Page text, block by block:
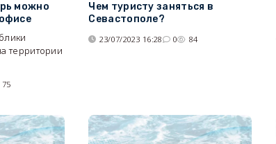
можно
территории
75
Чем туристу заняться в
Севастополе?
23/07/2023 16:28 0 84